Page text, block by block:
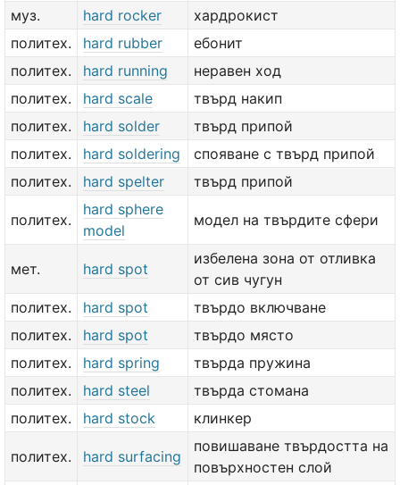
муз. hard rocker
хардрокист
политех.
hard rubber
ебонит
политех.
hard running
неравен ход
политех.
hard scale
твърд накип
политех.
hard solder
твърд припой
политех.
hard soldering
спояване с твърд припой
политех.
hard spelter твърд припой
политех.
hard sphere
model
модел на твърдите сфери
мет. hard spot
избелена зона от отливка
от сив чугун
политех.
hard spot
твърдо включване
политех.
hard spot
твърдо място
политех.
hard spring
твърда пружина
политех.
hard steel
твърда стомана
политех.
hard stock клинкер
политех. hard surfacing
повишаване твърдостта на
повърхностен слой